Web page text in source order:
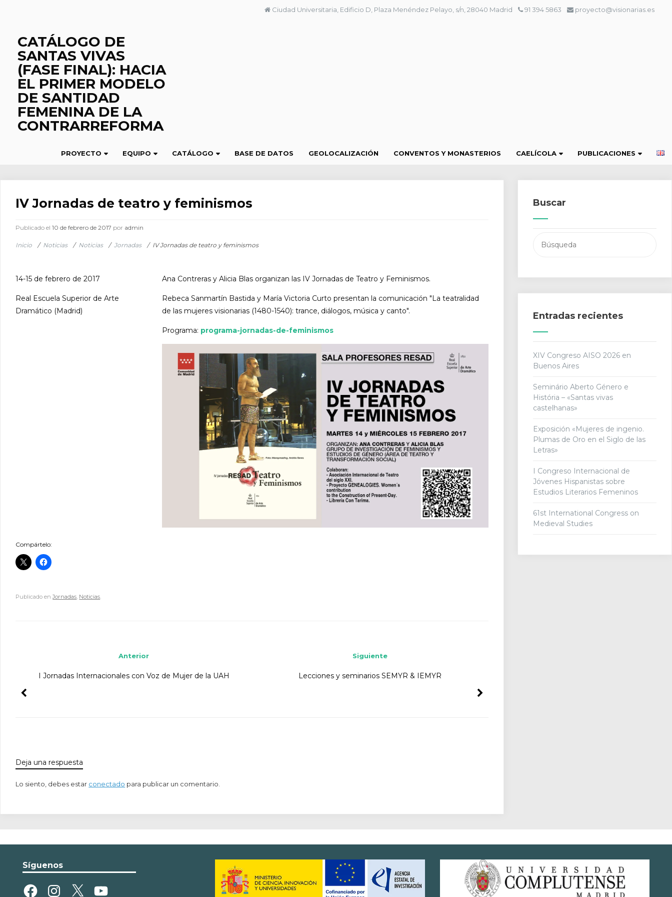
Ciudad Universitaria, Edificio D, Plaza Menéndez Pelayo, s/n, 28040 Madrid 91 394 5863 proyecto@visionarias.es
CATÁLOGO DE
SANTAS VIVAS
(FASE FINAL): HACIA
EL PRIMER MODELO
DE SANTIDAD
FEMENINA DE LA
CONTRARREFORMA
PROYECTO EQUIPO CATÁLOGO BASE DE DATOS GEOLOCALIZACIÓN CONVENTOS Y MONASTERIOS CAELÍCOLA PUBLICACIONES
IV Jornadas de teatro y feminismos
Publicado el10 de febrero de 2017 por admin
Inicio / Noticias / Noticias / Jornadas / IV Jornadas de teatro y feminismos
14-15 de febrero de 2017
Real Escuela Superior de Arte
Dramático (Madrid)
Ana Contreras y Alicia Blas organizan las IV Jornadas de Teatro y Feminismos.
Rebeca Sanmartín Bastida y María Victoria Curto presentan la comunicación "La teatralidad
de las mujeres visionarias (1480-1540): trance, diálogos, música y canto".
Programa: programa-jornadas-de-feminismos
Compártelo:
Publicado enJornadas, Noticias.
Siguiente
Lecciones y seminarios SEMYR & IEMYR
Anterior
I Jornadas Internacionales con Voz de Mujer de la UAH
Deja una respuesta
Lo siento, debes estar conectado para publicar un comentario.
Buscar
Entradas recientes
XIV Congreso AISO 2026 en
Buenos Aires
Seminário Aberto Género e
História – «Santas vivas
castelhanas»
Exposición «Mujeres de ingenio.
Plumas de Oro en el Siglo de las
Letras»
I Congreso Internacional de
Jóvenes Hispanistas sobre
Estudios Literarios Femeninos
61st International Congress on
Medieval Studies
Síguenos
FacebookInstagram
X YouTube